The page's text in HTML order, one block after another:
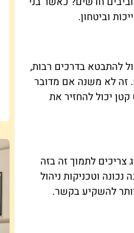
וביטחון.
להתבטא בדרכים רבות,
זה לא משנה אם מדובר
יכול להחזיר את
צריכים לתמוך זה בזה
וטכניקות ניהול
להשקיע בקשר.